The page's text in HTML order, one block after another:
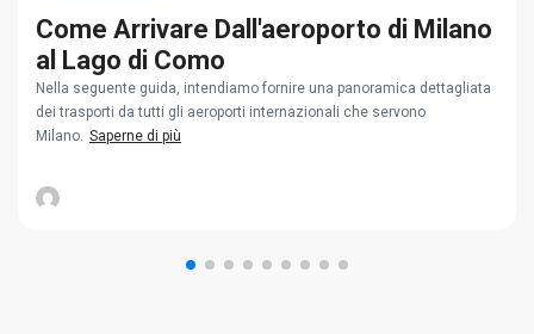
Come Arrivare Dall'aeroporto di Milano
al Lago di Como
Nella seguente guida, intendiamo fornire una panoramica dettagliata
dei trasporti da tutti gli aeroporti internazionali che servono
Milano. Saperne di più